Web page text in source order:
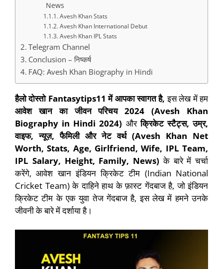
News
Avesh Khan Stats
Avesh Khan International Debut
Avesh Khan IPL Stats
Telegram Channel
Conclusion – निष्कर्ष
FAQ: Avesh Khan Biography in Hindi
हैलो दोस्तो Fantasytips11 में आपका स्वागत है, इस लेख में हम
आवेश खान का जीवन परिचय 2024 (Avesh Khan
Biography in Hindi 2024) औरक्रिकेट स्टैट्स,उम्र,
वाइफ,न्यूज़,फैमिली और नेट वर्थ (Avesh Khan Net
Worth, Stats, Age, Girlfriend, Wife, IPL Team,
IPL Salary, Height, Family, News) के बारे में चर्चा
करेंगे, आवेश खान इंडियन क्रिकेट टीम (Indian National
Cricket Team) के दाहिने हाथ के फ़ास्ट गेंदबाज है, जो इंडियन
क्रिकेट टीम के एक युवा तेज गेंदबाज है, इस लेख में हमने उनके
जीवनी के बारे में दर्शाया है।